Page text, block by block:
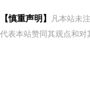
【慎重声明】
凡本站未
代表本站赞同其观点和